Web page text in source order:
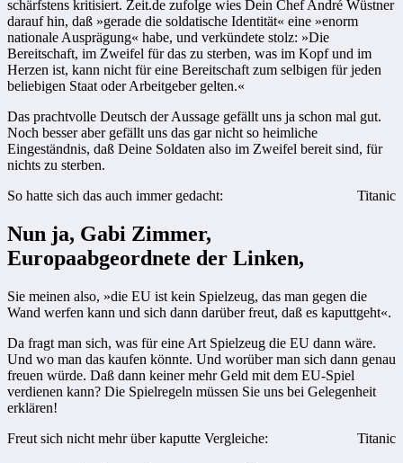
schärfstens kritisiert. Zeit.de zufolge wies Dein Chef André Wüstner
darauf hin, daß »gerade die soldatische Identität« eine »enorm
nationale Ausprägung« habe, und verkündete stolz: »Die
Bereitschaft, im Zweifel für das zu sterben, was im Kopf und im
Herzen ist, kann nicht für eine Bereitschaft zum selbigen für jeden
beliebigen Staat oder Arbeitgeber gelten.«
Das prachtvolle Deutsch der Aussage gefällt uns ja schon mal gut.
Noch besser aber gefällt uns das gar nicht so heimliche
Eingeständnis, daß Deine Soldaten also im Zweifel bereit sind, für
nichts zu sterben.
So hatte sich das auch immer gedacht:
Titanic
Nun ja, Gabi Zimmer,
Europaabgeordnete der Linken,
Sie meinen also, »die EU ist kein Spielzeug, das man gegen die
Wand werfen kann und sich dann darüber freut, daß es kaputtgeht«.
Da fragt man sich, was für eine Art Spielzeug die EU dann wäre.
Und wo man das kaufen könnte. Und worüber man sich dann genau
freuen würde. Daß dann keiner mehr Geld mit dem EU-Spiel
verdienen kann? Die Spielregeln müssen Sie uns bei Gelegenheit
erklären!
Freut sich nicht mehr über kaputte Vergleiche:
Titanic